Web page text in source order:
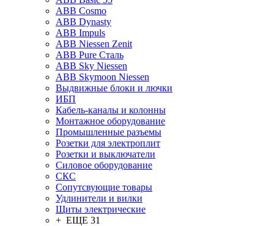
ABB Cosmo
ABB Dynasty
ABB Impuls
ABB Niessen Zenit
ABB Pure Сталь
ABB Sky Niessen
ABB Skymoon Niessen
Выдвижные блоки и лючки
ИБП
Кабель-каналы и колонны
Монтажное оборудование
Промышленные разъемы
Розетки для электроплит
Розетки и выключатели
Силовое оборудование
СКС
Сопутсвующие товары
Удлинители и вилки
Щиты электрические
+ ЕЩЕ 31